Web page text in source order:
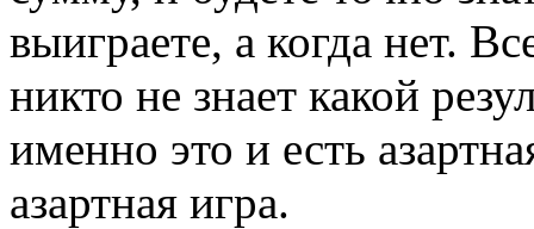
выиграете, а когда нет.
никто не знает какой
именно это и есть
азартная игра.